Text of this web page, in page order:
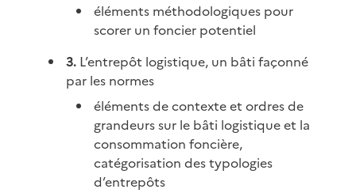
éléments méthodologiques pour
scorer un foncier potentiel
3. L’entrepôt logistique, un bâti façonné
par les normes
éléments de contexte et ordres de
grandeurs sur le bâti logistique et la
consommation foncière,
catégorisation des typologies
d’entrepôts